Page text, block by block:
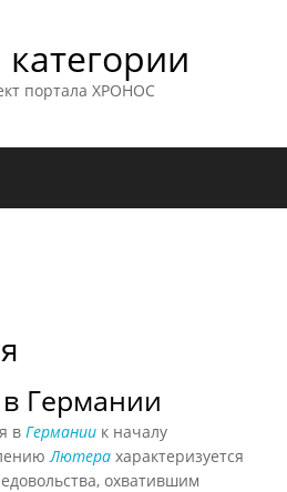
портала ХРОНОС
Германии
в Германии к началу
Лютера характеризуется
охватившим